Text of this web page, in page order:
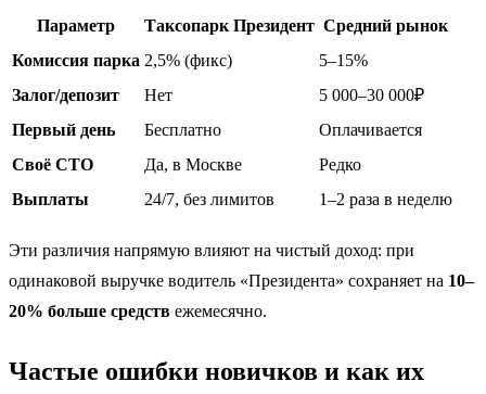
Параметр Таксопарк Президент Средний рынок
Комиссия парка 2,5% (фикс)
5–15%
Залог/депозит
Нет
5 000–30 000₽
Первый день
Бесплатно
Оплачивается
Своё СТО
Да, в Москве
Редко
Выплаты
24/7, без лимитов 1–2 раза в неделю
Эти различия напрямую влияют на чистый доход: при
одинаковой выручке водитель «Президента» сохраняет на 10–
20% больше средств ежемесячно.
Частые ошибки новичков и как их